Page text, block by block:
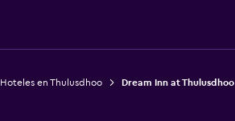
Hoteles en Thulusdhoo Dream Inn at Thulusdhoo